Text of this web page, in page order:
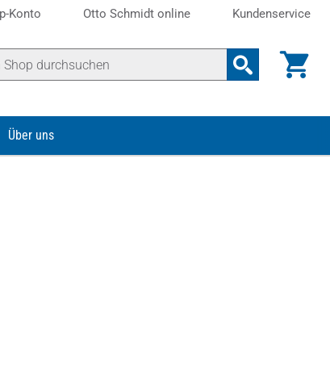
Konto Otto Schmidt online Kundenservice
Über uns